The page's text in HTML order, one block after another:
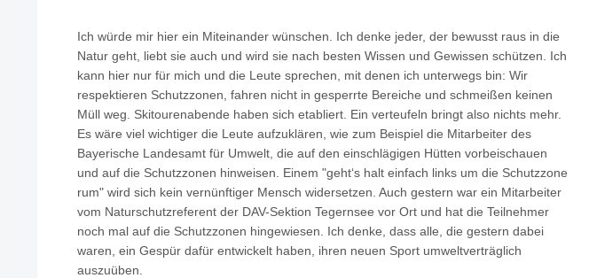
Ich würde mir hier ein Miteinander wünschen. Ich denke jeder, der bewusst raus in die
Natur geht, liebt sie auch und wird sie nach besten Wissen und Gewissen schützen. Ich
kann hier nur für mich und die Leute sprechen, mit denen ich unterwegs bin: Wir
respektieren Schutzzonen, fahren nicht in gesperrte Bereiche und schmeißen keinen
Müll weg. Skitourenabende haben sich etabliert. Ein verteufeln bringt also nichts mehr.
Es wäre viel wichtiger die Leute aufzuklären, wie zum Beispiel die Mitarbeiter des
Bayerische Landesamt für Umwelt, die auf den einschlägigen Hütten vorbeischauen
und auf die Schutzzonen hinweisen. Einem "geht‘s halt einfach links um die Schutzzone
rum" wird sich kein vernünftiger Mensch widersetzen. Auch gestern war ein Mitarbeiter
vom Naturschutzreferent der DAV-Sektion Tegernsee vor Ort und hat die Teilnehmer
noch mal auf die Schutzzonen hingewiesen. Ich denke, dass alle, die gestern dabei
waren, ein Gespür dafür entwickelt haben, ihren neuen Sport umweltverträglich
auszuüben.